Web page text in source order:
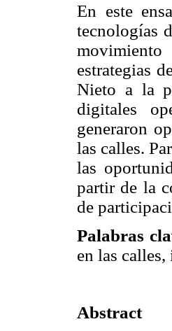
En este
tecnologías
estrategias
Nieto a la
digitales
generaron
las calles.
las
partir de la
de
Palabras
en las
Abstract